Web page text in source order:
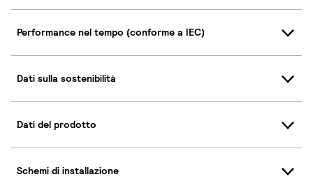
Performance nel tempo (conforme a IEC)
Dati sulla sostenibilità
Dati del prodotto
Schemi di installazione